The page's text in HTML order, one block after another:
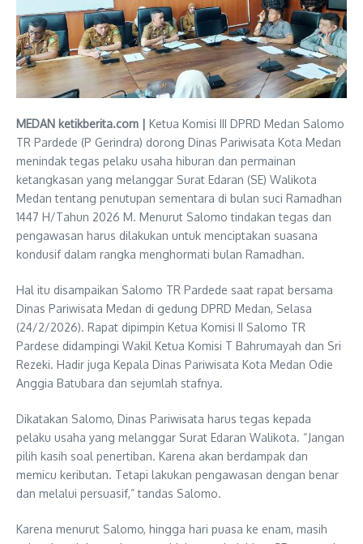
MEDAN ketikberita.com | Ketua Komisi III DPRD Medan Salomo
TR Pardede (P Gerindra) dorong Dinas Pariwisata Kota Medan
menindak tegas pelaku usaha hiburan dan permainan
ketangkasan yang melanggar Surat Edaran (SE) Walikota
Medan tentang penutupan sementara di bulan suci Ramadhan
1447 H/Tahun 2026 M. Menurut Salomo tindakan tegas dan
pengawasan harus dilakukan untuk menciptakan suasana
kondusif dalam rangka menghormati bulan Ramadhan.
Hal itu disampaikan Salomo TR Pardede saat rapat bersama
Dinas Pariwisata Medan di gedung DPRD Medan, Selasa
(24/2/2026). Rapat dipimpin Ketua Komisi II Salomo TR
Pardese didampingi Wakil Ketua Komisi T Bahrumayah dan Sri
Rezeki. Hadir juga Kepala Dinas Pariwisata Kota Medan Odie
Anggia Batubara dan sejumlah stafnya.
Dikatakan Salomo, Dinas Pariwisata harus tegas kepada
pelaku usaha yang melanggar Surat Edaran Walikota. “Jangan
pilih kasih soal penertiban. Karena akan berdampak dan
memicu keributan. Tetapi lakukan pengawasan dengan benar
dan melalui persuasif,” tandas Salomo.
Karena menurut Salomo, hingga hari puasa ke enam, masih